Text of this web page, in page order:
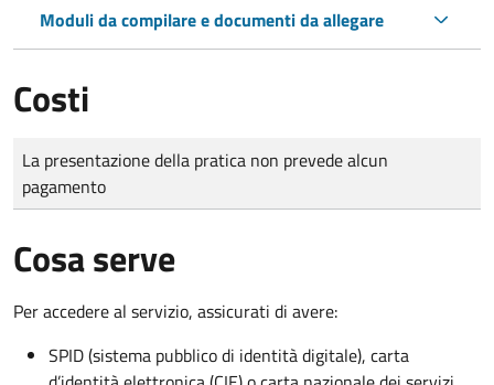
Moduli da compilare e documenti da allegare
Costi
Tipo di pagamento
Importo
La presentazione della pratica non prevede alcun
pagamento
Cosa serve
Per accedere al servizio, assicurati di avere:
SPID (sistema pubblico di identità digitale), carta